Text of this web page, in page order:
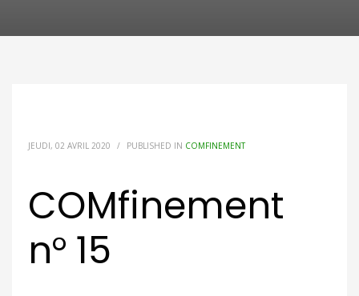
JEUDI, 02 AVRIL 2020 / PUBLISHED IN COMFINEMENT
COMfinement
n° 15